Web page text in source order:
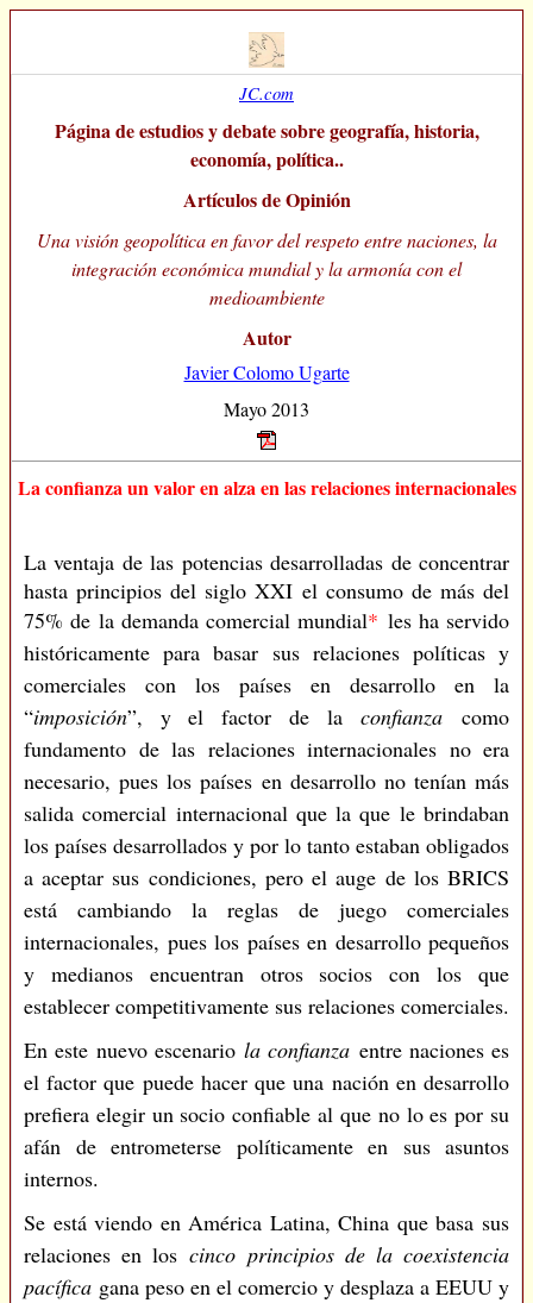
JC.com
Página de estudios y debate sobre geografía, historia,
economía, política..
Artículos de Opinión
Una visión geopolítica en favor del respeto entre naciones, la
integración económica mundial y la armonía con el
medioambiente
Autor
Javier Colomo Ugarte
Mayo 2013
La confianza un valor en alza en las relaciones internacionales
La ventaja de las potencias desarrolladas de concentrar
hasta principios del siglo XXI el consumo de más del
75% de la demanda comercial mundial* les ha servido
históricamente para basar sus relaciones políticas y
comerciales con los países en desarrollo en la
“imposición”, y el factor de la confianza
como
fundamento de las relaciones internacionales no era
necesario, pues los países en desarrollo no tenían más
salida comercial internacional que la que le brindaban
los países desarrollados y por lo tanto estaban obligados
a aceptar sus condiciones, pero el auge de los BRICS
está cambiando la reglas de juego comerciales
internacionales, pues los países en desarrollo pequeños
y medianos encuentran otros socios con los que
establecer competitivamente sus relaciones comerciales.
En este nuevo escenario la confianza entre naciones es
el factor que puede hacer que una nación en desarrollo
prefiera elegir un socio confiable al que no lo es por su
afán de entrometerse políticamente en sus asuntos
internos.
Se está viendo en América Latina, China que basa sus
relaciones en los cinco principios de la coexistencia
pacífica gana peso en el comercio y desplaza a EEUU y